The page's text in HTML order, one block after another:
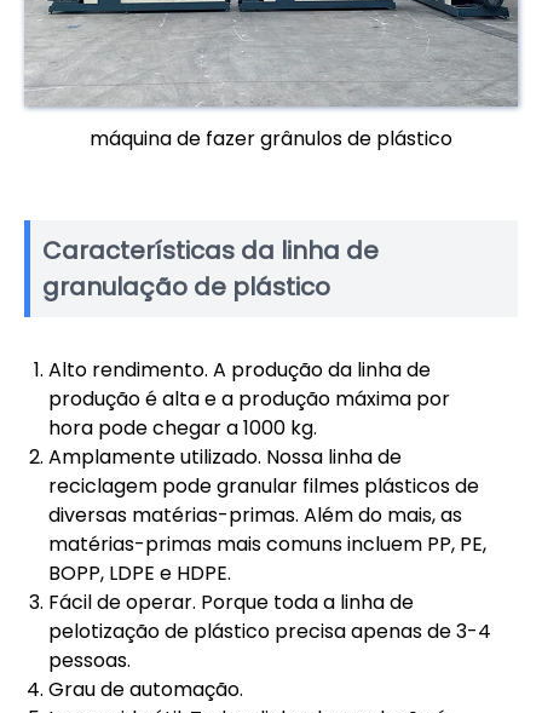
máquina de fazer grânulos de plástico
Características da linha de
granulação de plástico
Alto rendimento. A produção da linha de
produção é alta e a produção máxima por
hora pode chegar a 1000 kg.
Amplamente utilizado. Nossa linha de
reciclagem pode granular filmes plásticos de
diversas matérias-primas. Além do mais, as
matérias-primas mais comuns incluem PP, PE,
BOPP, LDPE e HDPE.
Fácil de operar. Porque toda a linha de
pelotização de plástico precisa apenas de 3-4
pessoas.
Grau de automação.